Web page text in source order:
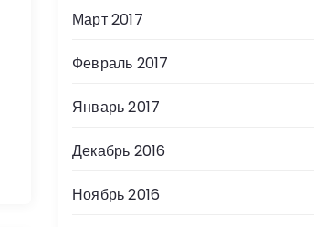
Март 2017
Февраль 2017
Январь 2017
Декабрь 2016
Ноябрь 2016